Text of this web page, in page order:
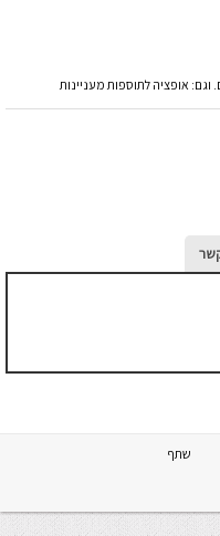
אופציה לתוספות מעניינות
שתף